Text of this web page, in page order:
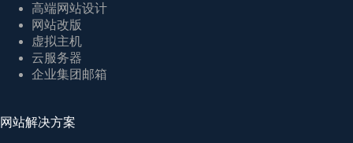
高端网站设计
网站改版
虚拟主机
云服务器
企业集团邮箱
网站解决方案